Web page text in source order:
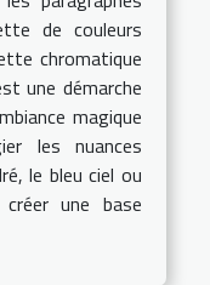
de couleurs
chromatique
une démarche
magique
les nuances
le bleu ciel ou
une base